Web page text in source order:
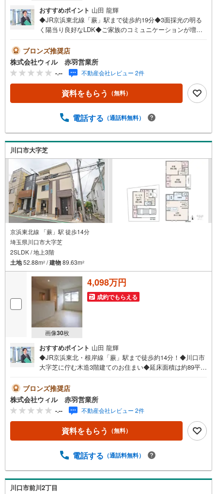
おすすめポイント 山田 龍輝
◆JR京浜東北線「蕨」駅まで徒歩約19分◆3面採光の明る
く陽当り良好なLDK◆ご家族のコミュニケーションが増え
も便利なパントリー付き◆瓶や缶など重い物の保管に便利
な床下収納付き◆ウォークインクローゼット付きで収納充
実、季節物もすっきり整理可能◆玄関収納があり、靴や小
物をすっきり整理可能◆掃除道具や日用品をサッとしまえ
る2階の廊下収納◆各部屋に収納スペースがあり、無駄なく
使える間取◆トイレ2ヶ所設置で朝の忙しい時間帯も快適◆
0】上記時間はお電話が繋がりやすくなっております。お気
タンよりご希望の日時をご記入いただけますとスムーズに
ご案内が可能です。～住宅ローン～諸費用込融資や築年数
の古い物件のローンも得意としており、最適な銀行をご提
案します。～リフォーム～理想の間取り、テイストを作り
上げられます！リフォームプランナーの同行も可能です。
ブロンズ推奨店
株式会社ウィル 赤羽営業所
-.-- 不動産会社レビュー 2件
資料をもらう （無料）
電話する （通話料無料）
川口市大字芝
京浜東北線 「蕨」駅 徒歩14分
埼玉県川口市大字芝
2SLDK / 地上3階
土地52.88m2 /建物89.63m2
画像30枚
4,098万円
成約でもらえる
おすすめポイント 山田 龍輝
◆JR京浜東北・根岸線「蕨」駅まで徒歩約14分！◆川口市
大字芝に佇む木造3階建てのお住まい◆延床面積は約89平米
ので、様々なライフスタイルにも対応可能です◆お車をお
持ちの方にもうれしい！カースペースございます◆接道幅
員約8mとゆったり！開放感良好な立地です！◆前面道路幅
員にゆとりがあれば、車庫入れもスムーズに行えそうです
ね！◆「コモディイイダ 蕨店」まで徒歩約5分、毎日のお
買い物に便利です！◆季節の自然を身近で感じることがで
0】上記時間はお電話が繋がりやすくなっております。お気
タンよりご希望の日時をご記入いただけますとスムーズに
ご案内が可能です。～住宅ローン～諸費用込融資や築年数
ブロンズ推奨店
株式会社ウィル 赤羽営業所
-.-- 不動産会社レビュー 2件
資料をもらう （無料）
電話する （通話料無料）
川口市前川2丁目